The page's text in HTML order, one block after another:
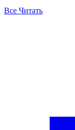
Все Читать